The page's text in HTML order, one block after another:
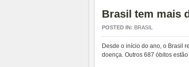
Brasil tem mais
POSTED IN: BRASIL
Desde o início do ano, o Brasil
doença. Outros 687 óbitos